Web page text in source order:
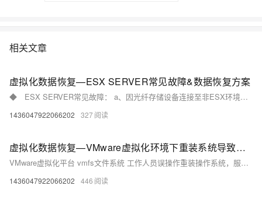
相关文章
虚拟化数据恢复—ESX SERVER常见故障&数据恢复方案
◆ ESX SERVER常见故障： a、因光纤存储设备连接至非ESX环境，共享互斥失败，对存储改写（重装系统，WINDOWS初始化，格式化等），导致存储结构损坏； b、升级/变更卷时分区表或VMFS卷结构异常； c、误删除VMFS存储中虚拟机/文件； d、误删除/重建数据存储。
1436047922066202 327
虚拟化数据恢复—VMware虚拟化环境下重装系统导致服务器崩溃的数据恢复
VMware虚拟化平台 vmfs文件系统 工作人员误操作重装操作系统，服务器崩溃。 重装系统会导致文件系统元文件被覆盖。要恢复数据，必须找到&提取重装系统前的文件系统残留信息，通过提取出来的元文件信息恢复虚拟磁盘。通过拼接虚拟磁盘来恢复服务器数据。
1436047922066202 446